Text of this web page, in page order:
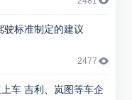
驶标准制定的建议
2477
车 吉利、岚图等车企